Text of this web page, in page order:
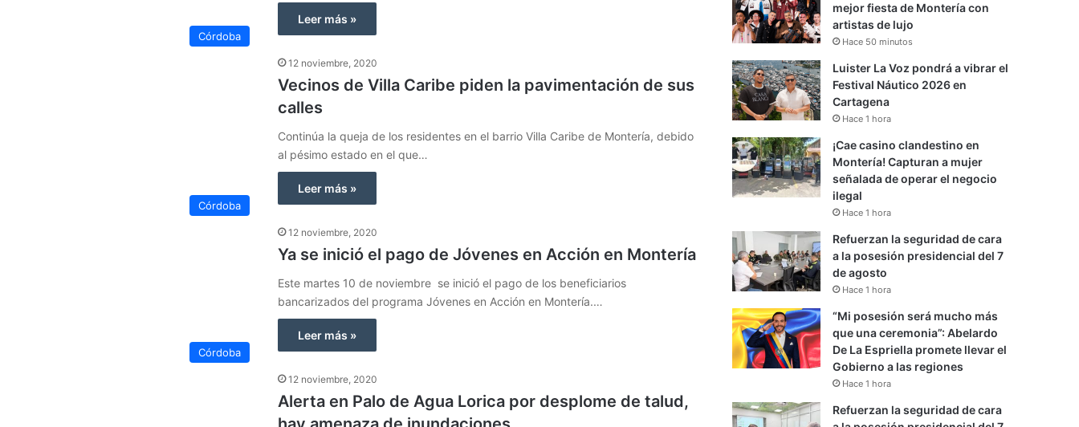
Leer más »
Córdoba
12 noviembre, 2020
Vecinos de Villa Caribe piden la pavimentación de sus
calles
Continúa la queja de los residentes en el barrio Villa Caribe de Montería, debido
al pésimo estado en el que…
Leer más »
Córdoba
12 noviembre, 2020
Ya se inició el pago de Jóvenes en Acción en Montería
Este martes 10 de noviembre se inició el pago de los beneficiarios
bancarizados del programa Jóvenes en Acción en Montería.…
Leer más »
Córdoba
12 noviembre, 2020
Alerta en Palo de Agua Lorica por desplome de talud,
mejor fiesta de Montería con
artistas de lujo
Hace 50 minutos
Luister La Voz pondrá a vibrar el
Festival Náutico 2026 en
Cartagena
Hace 1 hora
¡Cae casino clandestino en
Montería! Capturan a mujer
señalada de operar el negocio
ilegal
Hace 1 hora
Refuerzan la seguridad de cara
a la posesión presidencial del 7
de agosto
Hace 1 hora
“Mi posesión será mucho más
que una ceremonia”: Abelardo
De La Espriella promete llevar el
Gobierno a las regiones
Hace 1 hora
Refuerzan la seguridad de cara